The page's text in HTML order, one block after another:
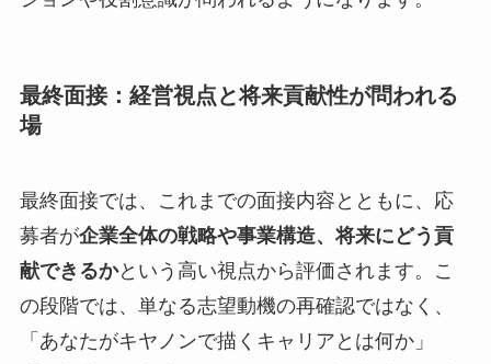
最終面接：経営視点と将来貢献性が問われる
場
最終面接では、これまでの面接内容とともに、応
募者が企業全体の戦略や事業構造、将来にどう貢
献できるかという高い視点から評価されます。こ
の段階では、単なる志望動機の再確認ではなく、
「あなたがキヤノンで描くキャリアとは何か」